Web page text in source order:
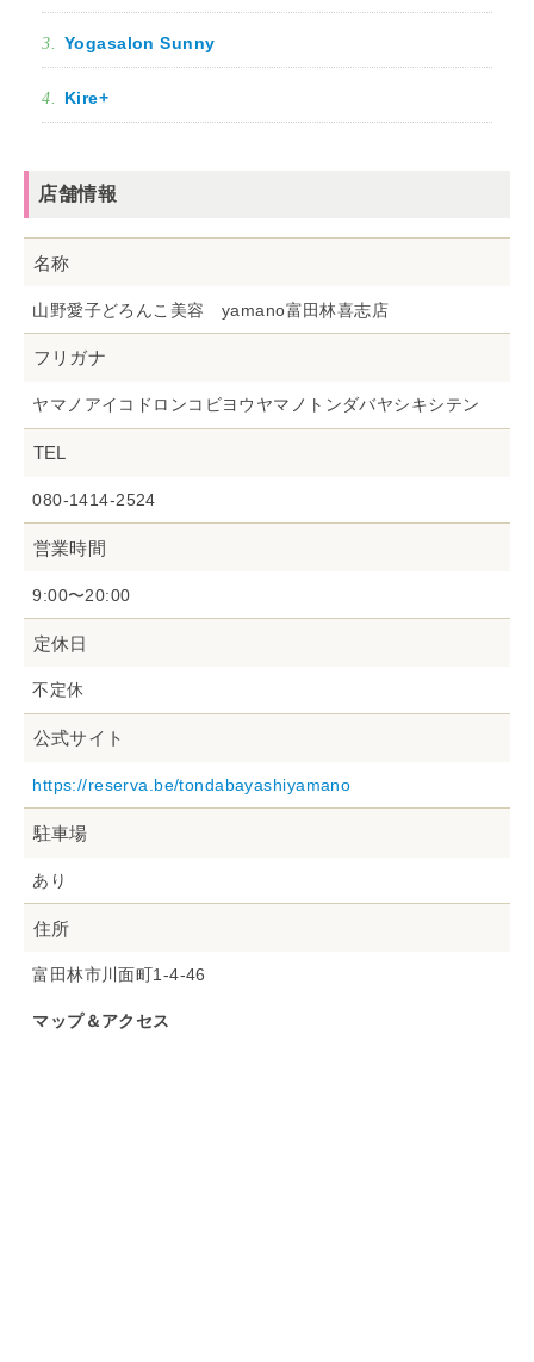
Yogasalon Sunny
Kire+
店舗情報
名称
山野愛子どろんこ美容 yamano富田林喜志店
フリガナ
ヤマノアイコドロンコビヨウヤマノトンダバヤシキシテン
TEL
080-1414-2524
営業時間
9:00〜20:00
定休日
不定休
公式サイト
https://reserva.be/tondabayashiyamano
駐車場
あり
住所
富田林市川面町1-4-46
マップ＆アクセス